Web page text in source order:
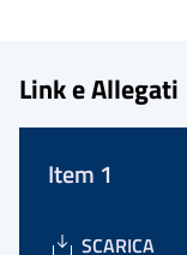
Link e Allegati
Item 1
SCARICA